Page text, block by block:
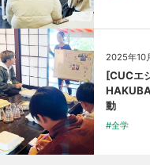
2025年10
[CUCエ
動
#全学